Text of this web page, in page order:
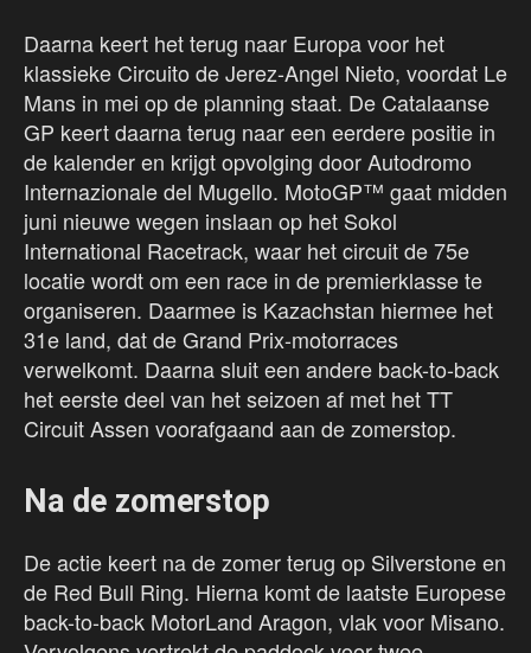
Daarna keert het terug naar Europa voor het
klassieke Circuito de Jerez-Angel Nieto, voordat Le
Mans in mei op de planning staat. De Catalaanse
GP keert daarna terug naar een eerdere positie in
de kalender en krijgt opvolging door Autodromo
Internazionale del Mugello. MotoGP™ gaat midden
juni nieuwe wegen inslaan op het Sokol
International Racetrack, waar het circuit de 75e
locatie wordt om een race in de premierklasse te
organiseren. Daarmee is Kazachstan hiermee het
31e land, dat de Grand Prix-motorraces
verwelkomt. Daarna sluit een andere back-to-back
het eerste deel van het seizoen af met het TT
Circuit Assen voorafgaand aan de zomerstop.
Na de zomerstop
De actie keert na de zomer terug op Silverstone en
de Red Bull Ring. Hierna komt de laatste Europese
back-to-back MotorLand Aragon, vlak voor Misano.